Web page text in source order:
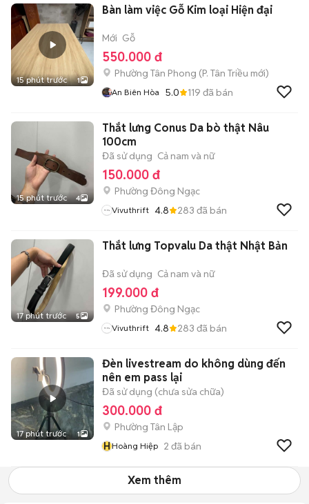
15 phút trước 1
Bàn làm việc Gỗ Kim loại Hiện đại
Mới Gỗ
550.000 đ
Phường Tân Phong (P. Tân Triều mới)
An Biên Hòa 5.0 119 đã bán
15 phút trước 4
Thắt lưng Conus Da bò thật Nâu
100cm
Đã sử dụng Cả nam và nữ
150.000 đ
Phường Đông Ngạc
Vivuthrift 4.8 283 đã bán
17 phút trước 5
Thắt lưng Topvalu Da thật Nhật Bản
Đã sử dụng Cả nam và nữ
199.000 đ
Phường Đông Ngạc
Vivuthrift 4.8 283 đã bán
17 phút trước 1
Đèn livestream do không dùng đến
nên em pass lại
Đã sử dụng (chưa sửa chữa)
300.000 đ
Phường Tân Lập
HHoàng Hiệp 2 đã bán
Xem thêm